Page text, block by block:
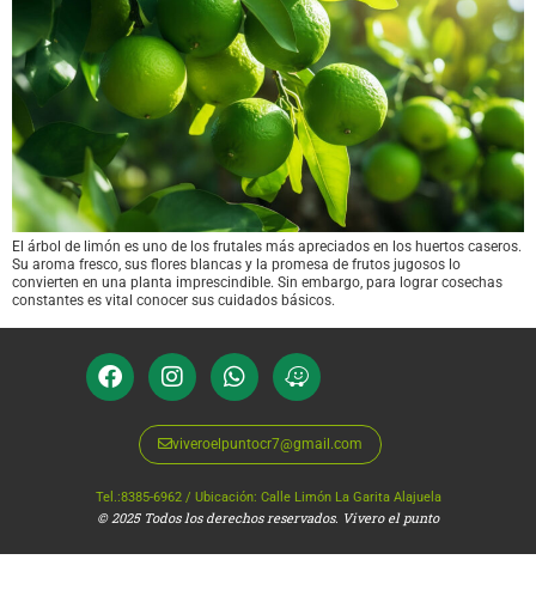
El árbol de limón es uno de los frutales más apreciados en los huertos caseros.
Su aroma fresco, sus flores blancas y la promesa de frutos jugosos lo
convierten en una planta imprescindible. Sin embargo, para lograr cosechas
constantes es vital conocer sus cuidados básicos.
viveroelpuntocr7@gmail.com
Tel.:8385-6962 / Ubicación: Calle Limón La Garita Alajuela
© 2025 Todos los derechos reservados. Vivero el punto